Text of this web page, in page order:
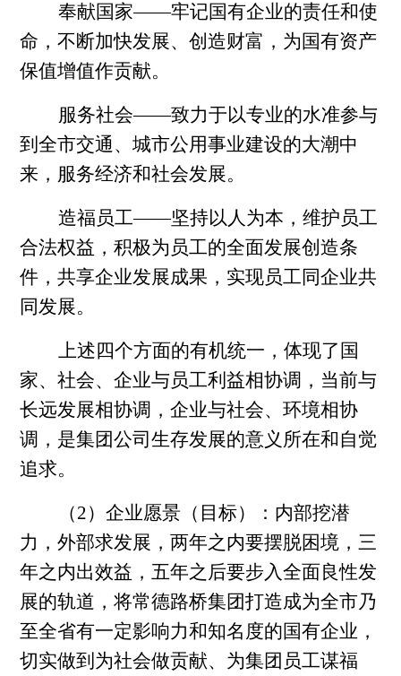
奉献国家——牢记国有企业的责任和使
命，不断加快发展、创造财富，为国有资产
保值增值作贡献。
服务社会——致力于以专业的水准参与
到全市交通、城市公用事业建设的大潮中
来，服务经济和社会发展。
造福员工——坚持以人为本，维护员工
合法权益，积极为员工的全面发展创造条
件，共享企业发展成果，实现员工同企业共
同发展。
上述四个方面的有机统一，体现了国
家、社会、企业与员工利益相协调，当前与
长远发展相协调，企业与社会、环境相协
调，是集团公司生存发展的意义所在和自觉
追求。
（2）企业愿景（目标）：内部挖潜
力，外部求发展，两年之内要摆脱困境，三
年之内出效益，五年之后要步入全面良性发
展的轨道，将常德路桥集团打造成为全市乃
至全省有一定影响力和知名度的国有企业，
切实做到为社会做贡献、为集团员工谋福